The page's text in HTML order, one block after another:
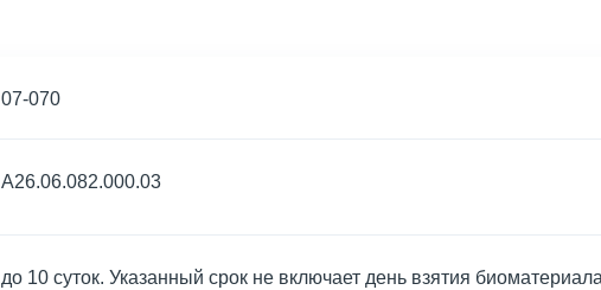
07-070
A26.06.082.000.03
до 10 суток. Указанный срок не включает день взятия биоматериала